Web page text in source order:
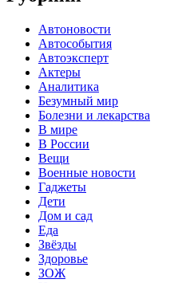
Автоновости
Автособытия
Автоэксперт
Актеры
Аналитика
Безумный мир
Болезни и лекарства
В мире
В России
Вещи
Военные новости
Гаджеты
Дети
Дом и сад
Еда
Звёзды
Здоровье
ЗОЖ